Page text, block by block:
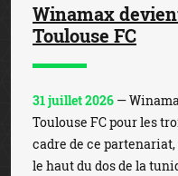
Winamax
Toulouse FC
31 juillet 2026 —
Toulouse FC pour les
cadre de ce
le haut du dos de la